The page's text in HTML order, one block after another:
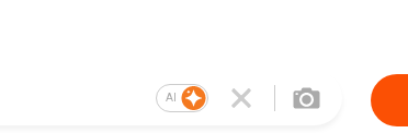
AI